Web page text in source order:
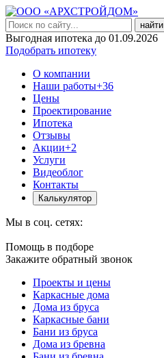
найти
Выгодная ипотека до 01.09.2026
Подобрать ипотеку
О компании
Наши работы+36
Цены
Проектирование
Ипотека
Отзывы
Акции+2
Услуги
Видеоблог
Контакты
Калькулятор
Мы в соц. сетях:
Помощь в подборе
Закажите обратный звонок
Проекты и цены
Каркасные дома
Дома из бруса
Каркасные бани
Бани из бруса
Дома из бревна